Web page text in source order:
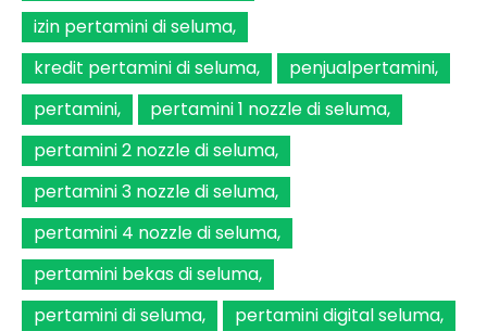
izin pertamini di seluma
kredit pertamini di seluma
penjualpertamini
pertamini
pertamini 1 nozzle di seluma
pertamini 2 nozzle di seluma
pertamini 3 nozzle di seluma
pertamini 4 nozzle di seluma
pertamini bekas di seluma
pertamini di seluma
pertamini digital seluma